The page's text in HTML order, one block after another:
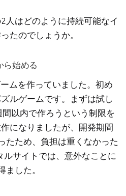
人はどのように持続可能なイ
たのでしょうか。
ら始める
ムを作っていました。初め
ルゲームです。まずは試し
以内で作ろうという制限を
になりましたが、開発期間
たため、負担は重くなかった
ルサイトでは、意外なことに
ました。